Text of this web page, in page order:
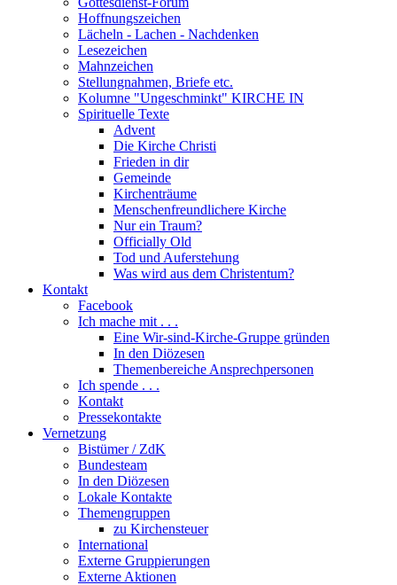
Hoffnungszeichen
Lächeln - Lachen - Nachdenken
Lesezeichen
Mahnzeichen
Stellungnahmen, Briefe etc.
Kolumne "Ungeschminkt" KIRCHE IN
Spirituelle Texte
Advent
Die Kirche Christi
Frieden in dir
Gemeinde
Kirchenträume
Menschenfreundlichere Kirche
Nur ein Traum?
Officially Old
Tod und Auferstehung
Was wird aus dem Christentum?
Kontakt
Facebook
Ich mache mit . . .
Eine Wir-sind-Kirche-Gruppe gründen
In den Diözesen
Themenbereiche Ansprechpersonen
Ich spende . . .
Kontakt
Pressekontakte
Vernetzung
Bistümer / ZdK
Bundesteam
In den Diözesen
Lokale Kontakte
Themengruppen
zu Kirchensteuer
International
Externe Gruppierungen
Externe Aktionen